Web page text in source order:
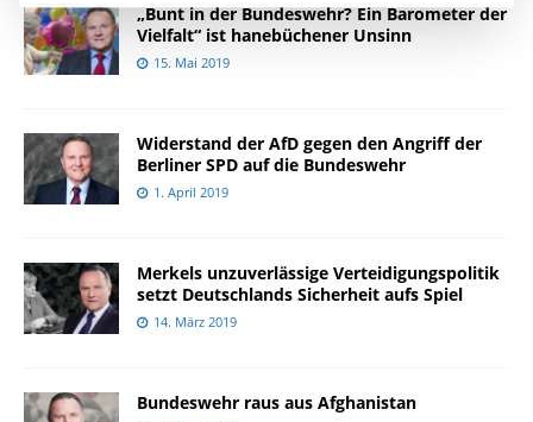
„Bunt in der Bundeswehr? Ein Barometer der
Vielfalt“ ist hanebüchener Unsinn
15. Mai 2019
Widerstand der AfD gegen den Angriff der
Berliner SPD auf die Bundeswehr
1. April 2019
Merkels unzuverlässige Verteidigungspolitik
setzt Deutschlands Sicherheit aufs Spiel
14. März 2019
Bundeswehr raus aus Afghanistan